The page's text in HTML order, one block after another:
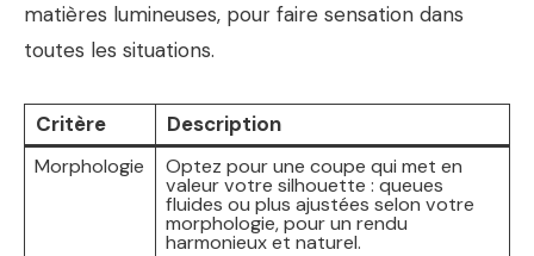
matières lumineuses, pour faire sensation dans
toutes les situations.
Critère Description
Morphologie Optez pour une coupe qui met en
valeur votre silhouette : queues
fluides ou plus ajustées selon votre
morphologie, pour un rendu
harmonieux et naturel.